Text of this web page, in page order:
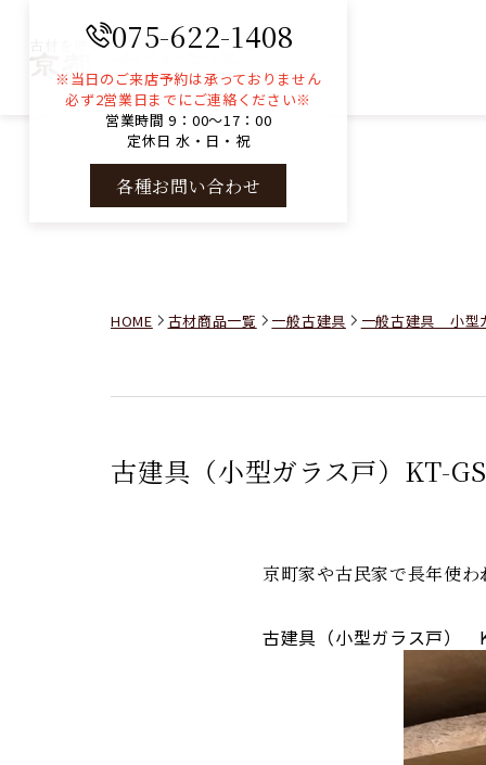
古材を使ったコンサルティングと販売
075-622-1408
※当日のご来店予約は承っておりません
必ず2営業日までにご連絡ください※
営業時間 9：00～17：00
定休日 水・日・祝
各種お問い合わせ
HOME 古材商品一覧 一般古建具 一般古建具 小型
古建具（小型ガラス戸）KT-
京町家や古民家で長年使
古建具（小型ガラス戸）